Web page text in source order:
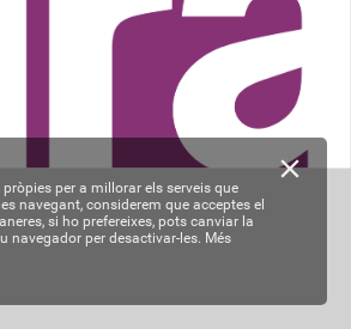
pròpies per a millorar els serveis que
navegant, considerem que acceptes el
si ho prefereixes, pots canviar la
navegador per desactivar-les. Més